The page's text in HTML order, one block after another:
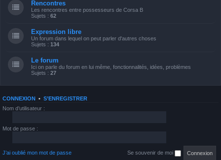
Rencontres
Les rencontres entre possesseurs de Corsa B
Sujets : 62
Expression libre
Un forum dans lequel on peut parler d'autres choses
Sujets : 134
Le forum
Ici on parle du forum en lui même, fonctionnalités, idées, problèmes
Sujets : 27
CONNEXION • S’ENREGISTRER
Nom d’utilisateur :
Mot de passe :
J’ai oublié mon mot de passe Se souvenir de moi